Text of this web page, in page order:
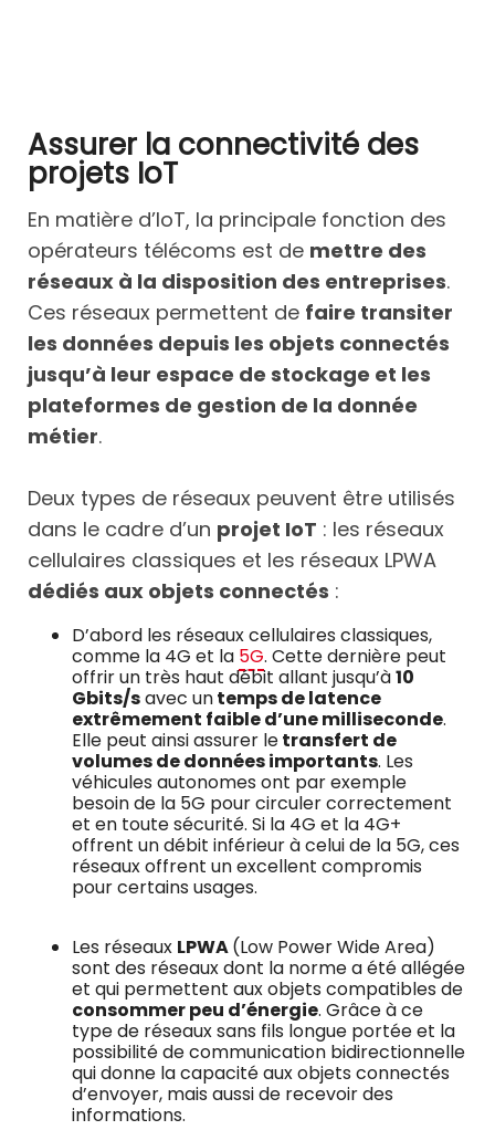
Assurer la connectivité des
projets IoT
En matière d’IoT, la principale fonction des
opérateurs télécoms est de mettre des
réseaux à la disposition des entreprises.
Ces réseaux permettent de faire transiter
les données depuis les objets connectés
jusqu’à leur espace de stockage et les
plateformes de gestion de la donnée
métier.
Deux types de réseaux peuvent être utilisés
dans le cadre d’un projet IoT : les réseaux
cellulaires classiques et les réseaux LPWA
dédiés aux objets connectés :
D’abord les réseaux cellulaires classiques,
comme la 4G et la 5G. Cette dernière peut
offrir un très haut débit allant jusqu’à10
Gbits/savec untemps de latence
extrêmement faible d’une milliseconde.
Elle peut ainsi assurer letransfert de
volumes de données importants. Les
véhicules autonomes ont par exemple
besoin de la 5G pour circuler correctement
et en toute sécurité. Si la 4G et la 4G+
offrent un débit inférieur à celui de la 5G, ces
réseaux offrent un excellent compromis
pour certains usages.
Les réseaux LPWA(Low Power Wide Area)
sont des réseaux dont la norme a été allégée
et qui permettent aux objets compatibles de
consommer peu d’énergie. Grâce à ce
type de réseaux sans fils longue portée et la
possibilité de communication bidirectionnelle
qui donne la capacité aux objets connectés
d’envoyer, mais aussi de recevoir des
informations.